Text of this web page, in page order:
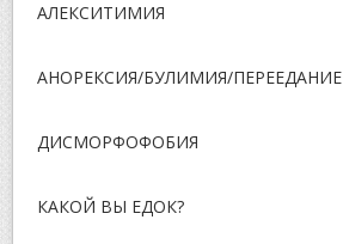
АЛЕКСИТИМИЯ
АНОРЕКСИЯ/БУЛИМИЯ/ПЕРЕЕДАНИЕ
ДИСМОРФОФОБИЯ
КАКОЙ ВЫ ЕДОК?